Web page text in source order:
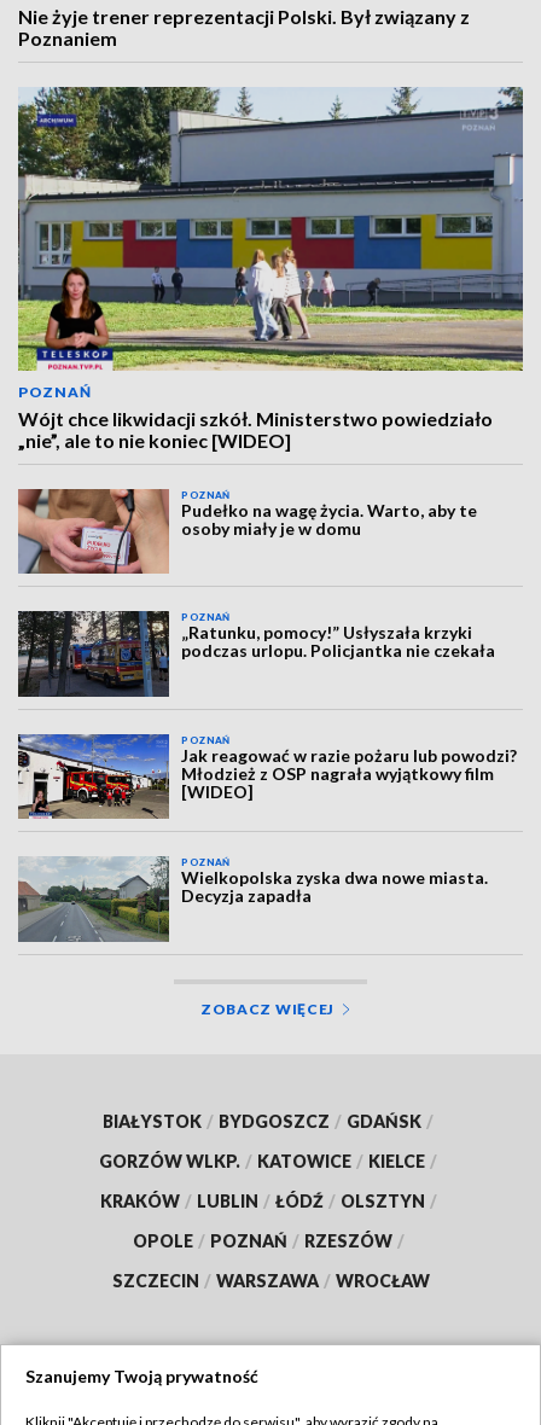
Nie żyje trener reprezentacji Polski. Był związany z
Poznaniem
POZNAŃ
Wójt chce likwidacji szkół. Ministerstwo powiedziało
„nie”, ale to nie koniec [WIDEO]
POZNAŃ
Pudełko na wagę życia. Warto, aby te
osoby miały je w domu
POZNAŃ
„Ratunku, pomocy!” Usłyszała krzyki
podczas urlopu. Policjantka nie czekała
POZNAŃ
Jak reagować w razie pożaru lub powodzi?
Młodzież z OSP nagrała wyjątkowy film
[WIDEO]
POZNAŃ
Wielkopolska zyska dwa nowe miasta.
Decyzja zapadła
ZOBACZ WIĘCEJ
BIAŁYSTOK / BYDGOSZCZ / GDAŃSK /
GORZÓW WLKP. / KATOWICE / KIELCE /
KRAKÓW / LUBLIN / ŁÓDŹ / OLSZTYN /
OPOLE / POZNAŃ / RZESZÓW /
SZCZECIN / WARSZAWA / WROCŁAW
Szanujemy Twoją prywatność